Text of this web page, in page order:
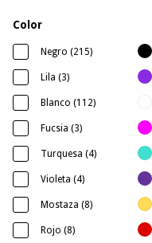
Color
Negro (215)
Lila (3)
Blanco (112)
Fucsia (3)
Turquesa (4)
Violeta (4)
Mostaza (8)
Rojo (8)